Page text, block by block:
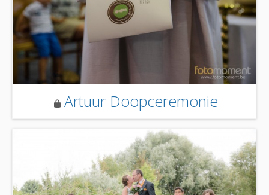
Artuur Doopceremonie